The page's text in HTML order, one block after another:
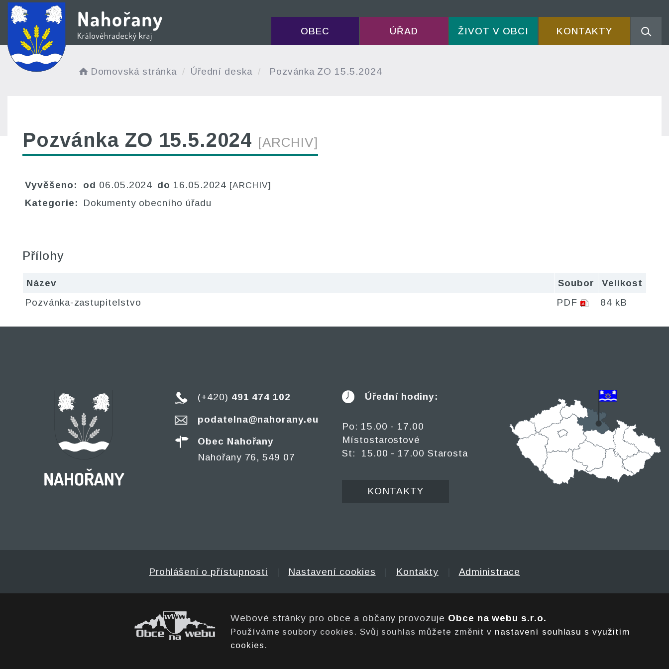
OBEC ÚŘAD ŽIVOT V OBCI KONTAKTY
Domovská stránka Úřední deska Pozvánka ZO 15.5.2024
Pozvánka ZO 15.5.2024 [ARCHIV]
Vyvěšeno: od 06.05.2024 do 16.05.2024 [ARCHIV]
Kategorie: Dokumenty obecního úřadu
Přílohy
Název Soubor
Velikost
Pozvánka-zastupitelstvo
PDF 84 kB
(+420) 491 474 102
podatelna@nahorany.eu
Obec Nahořany
Nahořany 76, 549 07
Úřední hodiny:
Po: 15.00 - 17.00
Místostarostové
St: 15.00 - 17.00 Starosta
KONTAKTY
Prohlášení o přístupnosti Nastavení cookies Kontakty Administrace
Webové stránky pro obce a občany provozuje Obce na webu s.r.o.
Používáme soubory cookies. Svůj souhlas můžete změnit v nastavení souhlasu s využitím
cookies .